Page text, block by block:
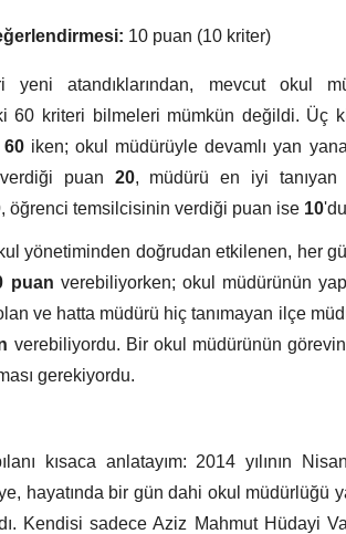
10 puan (10 kriter)
atandıklarından, mevcut okul
60 kriteri bilmeleri mümkün değildi. Üç
60iken; okul müdürüyle devamlı yan
puan 20, müdürü en iyi tanıyan
, öğrenci temsilcisinin verdiği puan ise 10
yönetiminden doğrudan etkilenen, her
puan verebiliyorken; okul müdürünün
ve hatta müdürü hiç tanımayan ilçe
verebiliyordu. Bir okul müdürünün
gerekiyordu.
kısaca anlatayım: 2014 yılının
hayatında bir gün dahi okul müdürlüğü
Kendisi sadece Aziz Mahmut Hüdayi